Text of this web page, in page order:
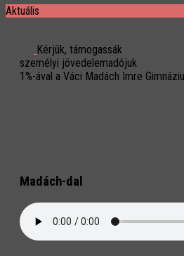
Aktuális
Kérjük, támogassák
személyi jövedelemadójuk
1%-ával a Váci Madách Imre
Madách-dal